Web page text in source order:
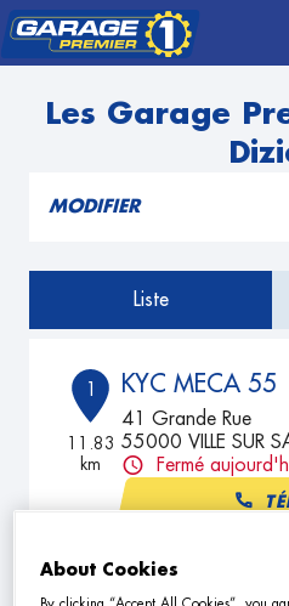
Les Garage
MODIFIER
Liste
1
11.83
km
KYC MECA 55
41 Grande Rue
55000 VILLE SUR
Fermé
About Cookies